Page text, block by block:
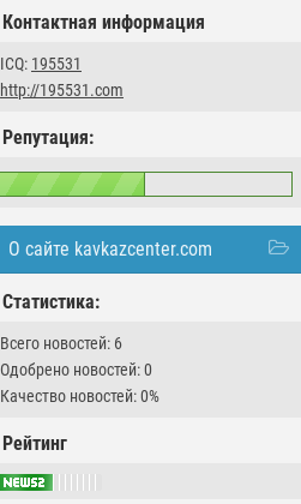
Контактная информация
ICQ: 195531
http://195531.com
Репутация:
О сайте kavkazcenter.com
Статистика:
Всего новостей: 6
Одобрено новостей: 0
Качество новостей: 0%
Рейтинг